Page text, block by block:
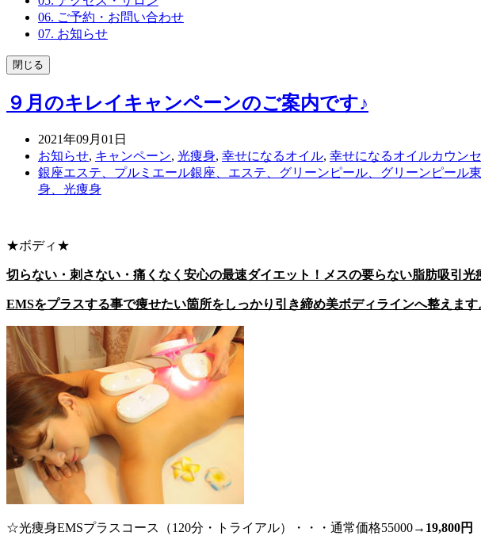
06. ご予約・お問い合わせ
07. お知らせ
閉じる
９月のキレイキャンペーンのご案内です♪
2021年09月01日
お知らせ, キャンペーン, 光痩身, 幸せになるオイル, 幸せになるオイルカウン
銀座エステ、プルミエール銀座、エステ、グリーンピール、グリーンピール
身、光痩身
★ボディ★
切らない・刺さない・痛くなく安心の最速ダイエット！メスの要らない脂肪吸引
EMSをプラスする事で痩せたい箇所をしっかり引き締め美ボディラインへ整えます
☆光痩身EMSプラスコース（120分・トライアル）・・・通常価格55000→ 19,800円